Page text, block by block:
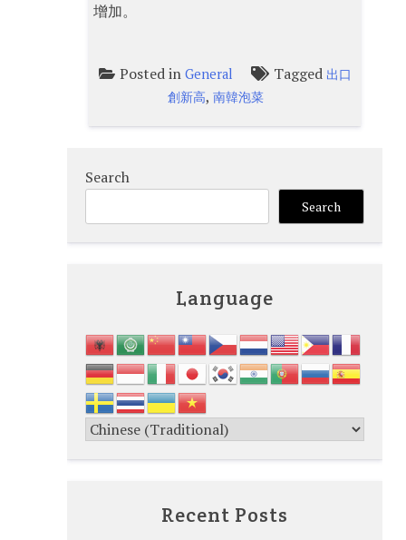
增加。
Posted in General Tagged 出口
創新高,南韓泡菜
Search
Search
Language
Recent Posts